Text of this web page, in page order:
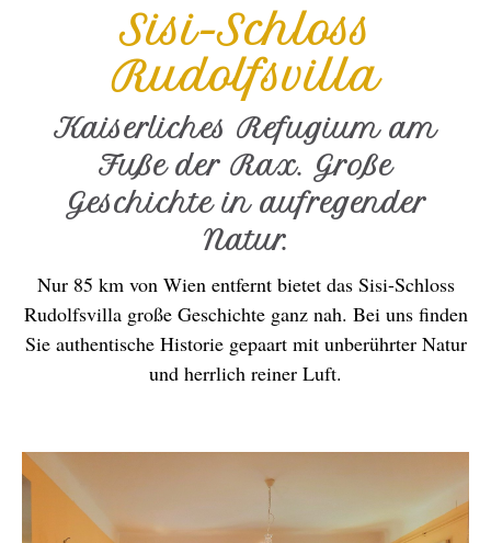
Sisi-Schloss
Rudolfsvilla
Kaiserliches Refugium am
Fuße der Rax. Große
Geschichte in aufregender
Natur.
Nur 85 km von Wien entfernt bietet das Sisi-Schloss
Rudolfsvilla große Geschichte ganz nah. Bei uns finden
Sie authentische Historie gepaart mit unberührter Natur
und herrlich reiner Luft.